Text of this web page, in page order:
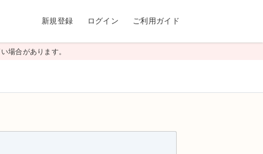
新規登録 ログイン ご利用ガイド
場合があります。